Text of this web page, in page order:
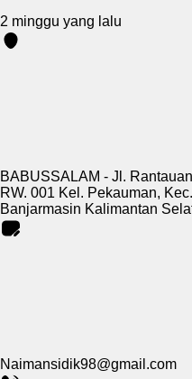
2 minggu yang lalu
BABUSSALAM - Jl.
RW. 001 Kel. Pekauman,
Banjarmasin Kalimantan
Naimansidik98@gmail.com